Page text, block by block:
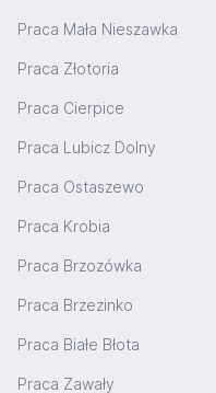
Praca Mała Nieszawka
Praca Złotoria
Praca Cierpice
Praca Lubicz Dolny
Praca Ostaszewo
Praca Krobia
Praca Brzozówka
Praca Brzezinko
Praca Białe Błota
Praca Zawały